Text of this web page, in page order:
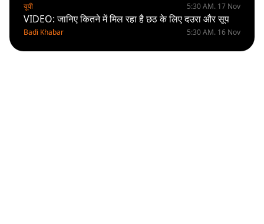
यूपी 5:30 AM. 17 Nov
VIDEO: जानिए कितने में मिल रहा है छठ के लिए दउरा और सूप
Badi Khabar 5:30 AM. 16 Nov